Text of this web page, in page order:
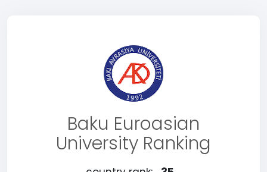
Baku Euroasian
University Ranking